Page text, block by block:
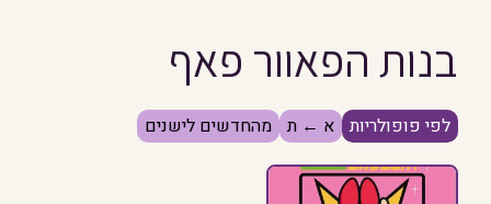
בנות הפאוור פאף
לפי פופולריות א ← ת מהחדשים לישנים